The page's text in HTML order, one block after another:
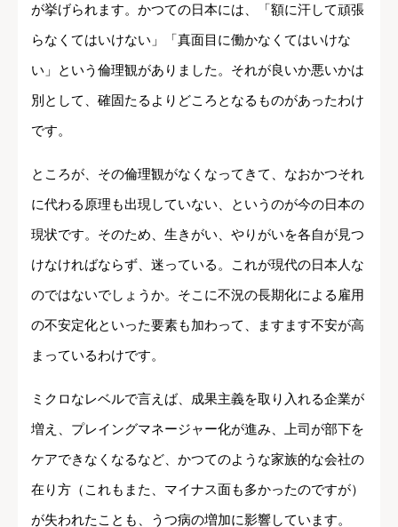
が挙げられます。かつての日本には、「額に汗して頑張
らなくてはいけない」「真面目に働かなくてはいけな
い」という倫理観がありました。それが良いか悪いかは
別として、確固たるよりどころとなるものがあったわけ
です。
ところが、その倫理観がなくなってきて、なおかつそれ
に代わる原理も出現していない、というのが今の日本の
現状です。そのため、生きがい、やりがいを各自が見つ
けなければならず、迷っている。これが現代の日本人な
のではないでしょうか。そこに不況の長期化による雇用
の不安定化といった要素も加わって、ますます不安が高
まっているわけです。
ミクロなレベルで言えば、成果主義を取り入れる企業が
増え、プレイングマネージャー化が進み、上司が部下を
ケアできなくなるなど、かつてのような家族的な会社の
在り方（これもまた、マイナス面も多かったのですが）
が失われたことも、うつ病の増加に影響しています。